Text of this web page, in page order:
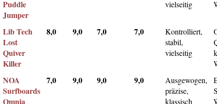
Puddle
Jumper
vielseitig
Lib Tech
Lost
Quiver
Killer
8,0 9,0 7,0 7,0
Kontrolliert,
stabil,
vielseitig
NOA
Surfboards
Omnia
7,0 9,0 9,0 9,0
Ausgewogen,
präzise,
klassisch